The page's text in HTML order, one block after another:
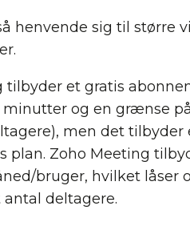
henvende sig til større
tilbyder et gratis
og en grænse
men det
plan. Zoho Meeting
bruger, hvilket låser
deltagere.